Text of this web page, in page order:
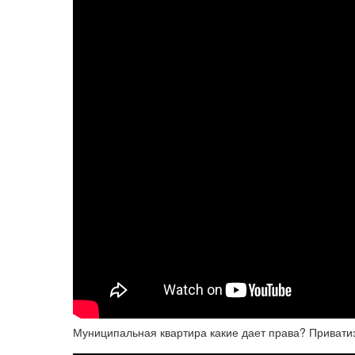
Муниципальная квартира какие дает права?